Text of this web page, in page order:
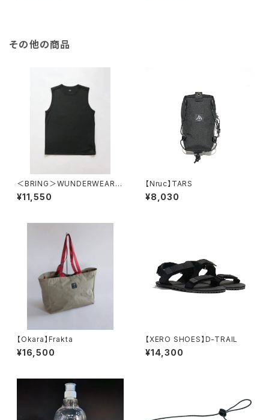
その他の商品
＜BRING＞WUNDERWEAR S
leeveless
¥11,550
【Nruc】TARS
¥8,030
【Okara】Frakta
¥16,500
【XERO SHOES】D-TRAIL
¥14,300